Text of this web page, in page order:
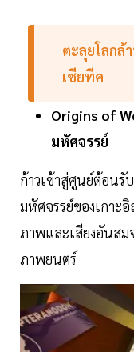
ตะลุยโลกล้
เชียทีค
Origins of
มหัศจรรย์
ก้าวเข้าสู่ศูนย์ต้อนรั
มหัศจรรย์ของเกาะ
ภาพและเสียงอันสม
ภาพยนตร์